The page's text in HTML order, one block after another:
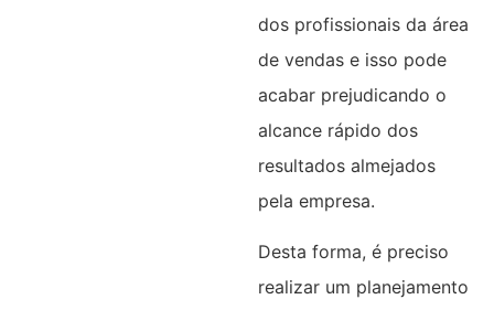
dos profissionais da área
de vendas e isso pode
acabar prejudicando o
alcance rápido dos
resultados almejados
pela empresa.
Desta forma, é preciso
realizar um planejamento